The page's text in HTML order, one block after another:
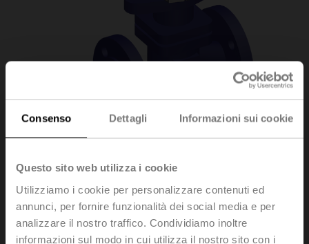
Consenso Dettagli Informazioni sui cookie
Questo sito web utilizza i cookie
Utilizziamo i cookie per personalizzare contenuti ed
annunci, per fornire funzionalità dei social media e per
analizzare il nostro traffico. Condividiamo inoltre
informazioni sul modo in cui utilizza il nostro sito con i
H6020X6P3-
S2+LV24A-TPC